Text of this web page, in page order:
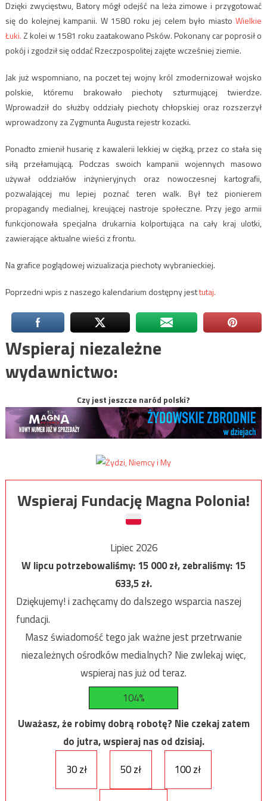
Dzięki zwycięstwu, Batory mógł odejść na leża zimowe i przygotować
się do kolejnej kampanii. W 1580 roku jej celem było miastoWielkie
Łuki.Z kolei w 1581 roku zaatakowano Psków. Pokonany car poprosił o
pokój i zgodził się oddać Rzeczpospolitej zajęte wcześniej ziemie.
Jak już wspomniano, na poczet tej wojny król zmodernizował wojsko
polskie, któremu brakowało piechoty szturmującej twierdze.
Wprowadził do służby oddziały piechoty chłopskiej oraz rozszerzył
wprowadzony za Zygmunta Augusta rejestr kozacki.
Ponadto zmienił husarię z kawalerii lekkiej w ciężką, przez co stała się
siłą przełamującą. Podczas swoich kampanii wojennych masowo
używał oddziałów inżynieryjnych oraz nowoczesnej kartografii,
pozwalającej mu lepiej poznać teren walk. Był też pionierem
propagandy medialnej, kreującej nastroje społeczne. Przy jego armii
funkcjonowała specjalna drukarnia kolportująca na cały kraj ulotki,
zawierające aktualne wieści z frontu.
Na grafice poglądowej wizualizacja piechoty wybranieckiej.
Poprzedni wpis z naszego kalendarium dostępny jesttutaj.
Wspieraj niezależne
wydawnictwo:
Czy jest jeszcze naród polski?
Wspieraj Fundację Magna Polonia!
Lipiec 2026
W lipcu potrzebowaliśmy:15 000zł, zebraliśmy:15
633,5zł.
Dziękujemy! i zachęcamy do dalszego wsparcia naszej
fundacji.
Masz świadomość tego jak ważne jest przetrwanie
niezależnych ośrodków medialnych? Nie zwlekaj więc,
wspieraj nas już od teraz.
104%
Uważasz, że robimy dobrą robotę? Nie czekaj zatem
do jutra, wspieraj nas od dzisiaj.
30 zł
50 zł 100 zł